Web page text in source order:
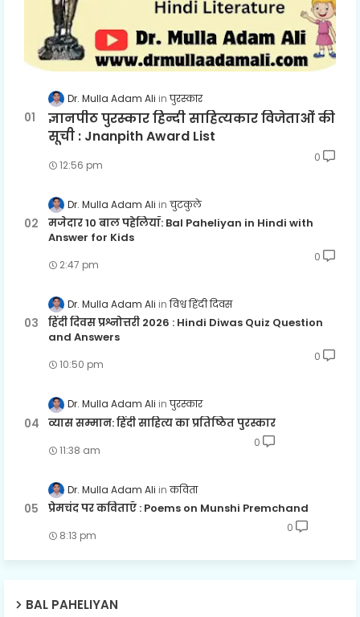
Dr. Mulla Adam Ali पुरस्कार
ज्ञानपीठ पुरस्कार हिन्दी साहित्यकार विजेताओं की
सूची : Jnanpith Award List
12:56 pm
0
Dr. Mulla Adam Ali चुटकुले
मजेदार 10 बाल पहेलियाँ: Bal Paheliyan in Hindi with
Answer for Kids
2:47 pm
0
Dr. Mulla Adam Ali विश्व हिंदी दिवस
हिंदी दिवस प्रश्नोत्तरी 2026 : Hindi Diwas Quiz Question
and Answers
10:50 pm
0
Dr. Mulla Adam Ali पुरस्कार
व्यास सम्मान: हिंदी साहित्य का प्रतिष्ठित पुरस्कार
11:38 am
0
Dr. Mulla Adam Ali कविता
प्रेमचंद पर कविताएँ : Poems on Munshi Premchand
8:13 pm
0
BAL PAHELIYAN